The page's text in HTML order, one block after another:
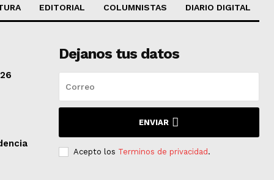
EDITORIAL COLUMNISTAS DIARIO DIGITAL
Dejanos tus datos
ENVIAR
Acepto los Terminos de privacidad .